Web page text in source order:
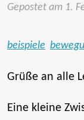
Gepostet am 1.
beispiele
Grüße an alle
Eine kleine